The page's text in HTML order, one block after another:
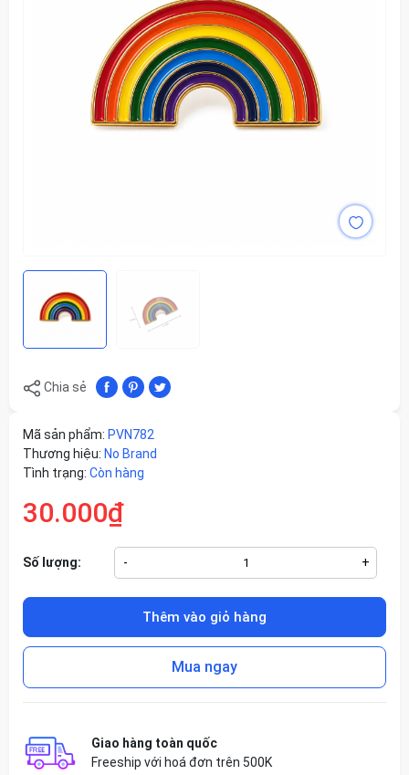
Chia sẻ
Mã sản phẩm: PVN782
Thương hiệu: No Brand
Tình trạng: Còn hàng
30.000₫
Số lượng: - +
Thêm vào giỏ hàng
Mua ngay
Giao hàng toàn quốc
Freeship với hoá đơn trên 500K